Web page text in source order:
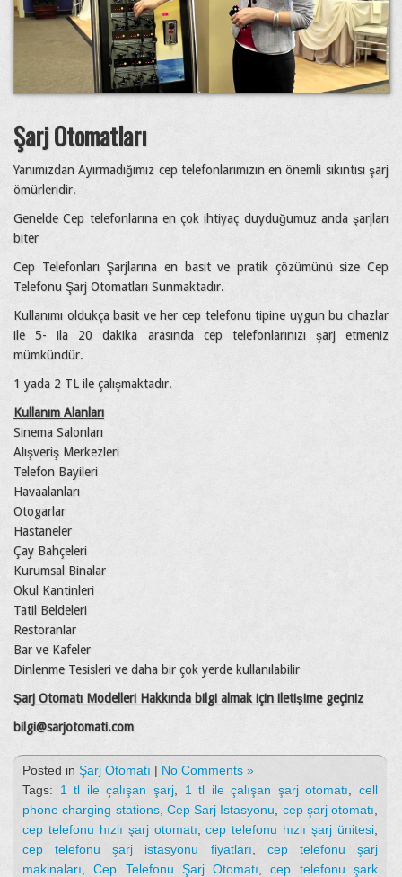
Şarj Otomatları
Yanımızdan Ayırmadığımız cep telefonlarımızın en önemli sıkıntısı şarj
ömürleridir.
Genelde Cep telefonlarına en çok ihtiyaç duyduğumuz anda şarjları
biter
Cep Telefonları Şarjlarına en basit ve pratik çözümünü size Cep
Telefonu Şarj Otomatları Sunmaktadır.
Kullanımı oldukça basit ve her cep telefonu tipine uygun bu cihazlar
ile 5- ila 20 dakika arasında cep telefonlarınızı şarj etmeniz
mümkündür.
1 yada 2 TL ile çalışmaktadır.
Kullanım Alanları
Sinema Salonları
Alışveriş Merkezleri
Telefon Bayileri
Havaalanları
Otogarlar
Hastaneler
Çay Bahçeleri
Kurumsal Binalar
Okul Kantinleri
Tatil Beldeleri
Restoranlar
Bar ve Kafeler
Dinlenme Tesisleri ve daha bir çok yerde kullanılabilir
Şarj Otomatı Modelleri Hakkında bilgi almak için iletişime geçiniz
bilgi@sarjotomati.com
Posted in Şarj Otomatı | No Comments »
Tags: 1 tl ile çalışan şarj, 1 tl ile çalışan şarj otomatı ,cell
phone charging stations, Cep Sarj Istasyonu cep şarj otomatı
cep telefonu hızlı şarj otomatı ,cep telefonu hızlı şarj ünitesi
cep telefonu şarj istasyonu fiyatları
cep telefonu şarj
makinaları ,Cep Telefonu Şarj Otomatı ,cep telefonu şark